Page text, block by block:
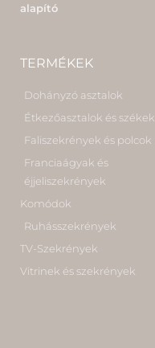
alapító
TERMÉKEK
Dohányzó asztalok
Étkezőasztalok és székek
Faliszekrények és polcok
Franciaágyak és
éjjeliszekrények
Komódok
Ruhásszekrények
TV-Szekrények
Vitrinek és szekrények